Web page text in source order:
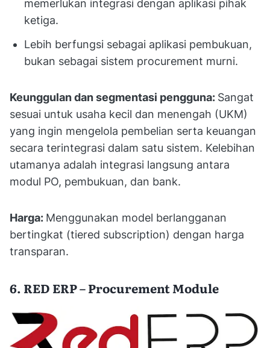
memerlukan integrasi dengan aplikasi pihak
ketiga.
Lebih berfungsi sebagai aplikasi pembukuan,
bukan sebagai sistem procurement murni.
Keunggulan dan segmentasi pengguna: Sangat
sesuai untuk usaha kecil dan menengah (UKM)
yang ingin mengelola pembelian serta keuangan
secara terintegrasi dalam satu sistem. Kelebihan
utamanya adalah integrasi langsung antara
modul PO, pembukuan, dan bank.
Harga: Menggunakan model berlangganan
bertingkat (tiered subscription) dengan harga
transparan.
6. RED ERP – Procurement Module